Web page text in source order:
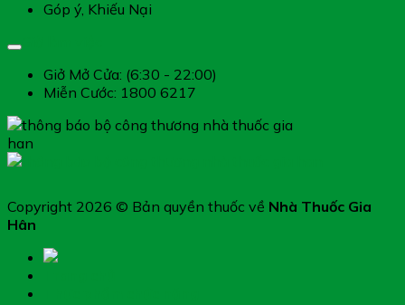
Góp ý, Khiếu Nại
Giở Mở Cửa: (6:30 - 22:00)
Miễn Cước: 1800 6217
Copyright 2026 © Bản quyền thuốc về Nhà Thuốc Gia
Hân